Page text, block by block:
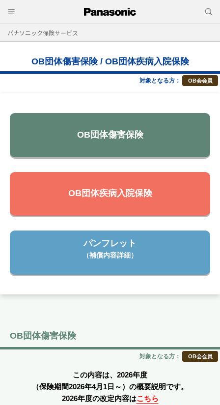
パナソニック保険サービス
OB団体傷害保険 / OB団体疾病入院保険
対象となる方： OB会会員
OB団体傷害保険
OB団体疾病入院保険
パンフレット
（補償内容詳細）
OB団体傷害保険
対象となる方： OB会会員
この内容は、2026年度
（保険期間2026年4月1日～）の概要説明です。
2026年度の改定内容はこちら